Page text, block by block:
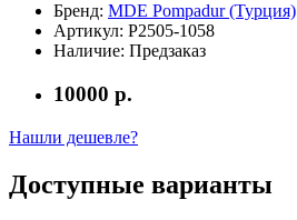
Бренд: MDE Pompadur (Турция)
Артикул: P2505-1058
Наличие: Предзаказ
10000 р.
Нашли дешевле?
Доступные варианты